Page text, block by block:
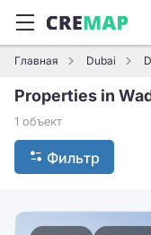
Главная Dubai
Properties in
1 объект
Фильтр